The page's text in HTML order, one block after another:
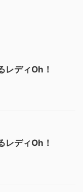
レディOh！
レディOh！